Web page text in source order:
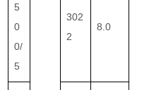
5
0
0/
5
302
2
8.0